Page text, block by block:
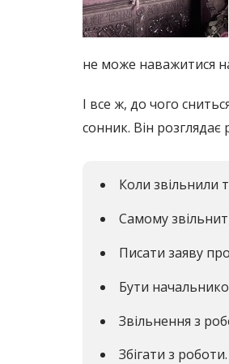
не може наважитися
І все ж, до чого
сонник. Він розглядає
Коли звільнили
Самому
Писати заяву
Бути
Звільнення з
Збігати з роботи.